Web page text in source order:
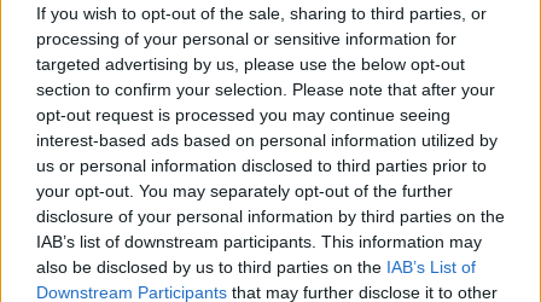
If you wish to opt-out of the sale, sharing to third parties, or
processing of your personal or sensitive information for
targeted advertising by us, please use the below opt-out
section to confirm your selection. Please note that after your
opt-out request is processed you may continue seeing
interest-based ads based on personal information utilized by
us or personal information disclosed to third parties prior to
your opt-out. You may separately opt-out of the further
disclosure of your personal information by third parties on the
IAB’s list of downstream participants. This information may
also be disclosed by us to third parties on the IAB’s List of
Downstream Participants that may further disclose it to other